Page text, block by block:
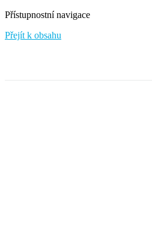
Přístupnostní navigace
Přejít k obsahu